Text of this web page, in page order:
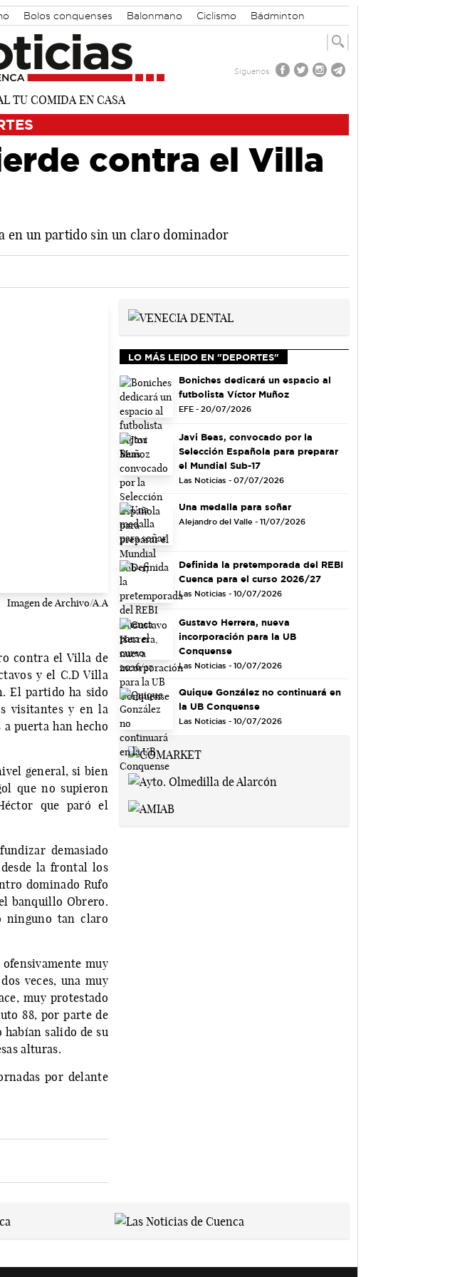
Bolos conquenses Balonmano Ciclismo Bádminton
Síguenos
contra el Villa
en un partido sin un claro dominador
Imagen de Archivo/A.A
contra el Villa de
y el C.D Villa
El partido ha sido
visitantes y en la
puerta han hecho
general, si bien
que no supieron
que paró el
demasiado
la frontal los
dominado Rufo
banquillo Obrero.
ninguno tan claro
muy
veces, una muy
muy protestado
88, por parte de
habían salido de su
alturas.
por delante
LO MÁS LEIDO EN "DEPORTES"
Boniches dedicará un espacio al
futbolista Víctor Muñoz
EFE - 20/07/2026
Javi Beas, convocado por la
Selección Española para preparar
el Mundial Sub-17
Las Noticias - 07/07/2026
Una medalla para soñar
Alejandro del Valle - 11/07/2026
Definida la pretemporada del REBI
Cuenca para el curso 2026/27
Las Noticias - 10/07/2026
Gustavo Herrera, nueva
incorporación para la UB
Conquense
Las Noticias - 10/07/2026
Quique González no continuará en
la UB Conquense
Las Noticias - 10/07/2026